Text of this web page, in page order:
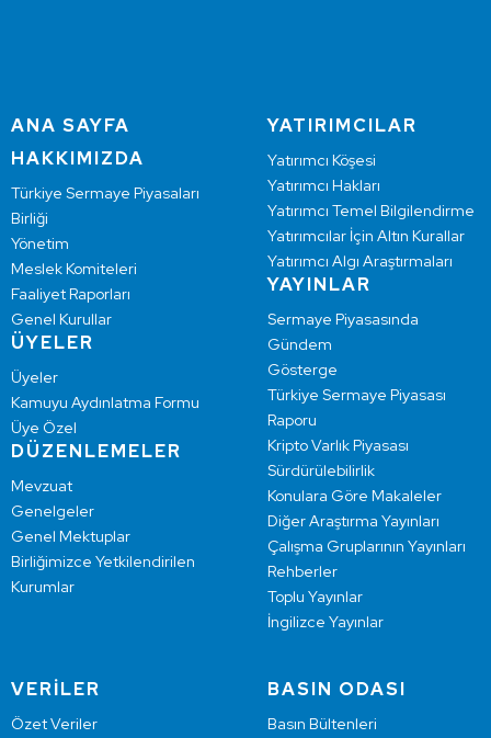
ANA SAYFA
HAKKIMIZDA
Türkiye Sermaye Piyasaları
Birliği
Yönetim
Meslek Komiteleri
Faaliyet Raporları
Genel Kurullar
ÜYELER
Üyeler
Kamuyu Aydınlatma Formu
Üye Özel
DÜZENLEMELER
Mevzuat
Genelgeler
Genel Mektuplar
Birliğimizce Yetkilendirilen
Kurumlar
YATIRIMCILAR
Yatırımcı Köşesi
Yatırımcı Hakları
Yatırımcı Temel Bilgilendirme
Yatırımcılar İçin Altın Kurallar
Yatırımcı Algı Araştırmaları
YAYINLAR
Sermaye Piyasasında
Gündem
Gösterge
Türkiye Sermaye Piyasası
Raporu
Kripto Varlık Piyasası
Sürdürülebilirlik
Konulara Göre Makaleler
Diğer Araştırma Yayınları
Çalışma Gruplarının Yayınları
Rehberler
Toplu Yayınlar
İngilizce Yayınlar
VERİLER
Özet Veriler
BASIN ODASI
Basın Bültenleri